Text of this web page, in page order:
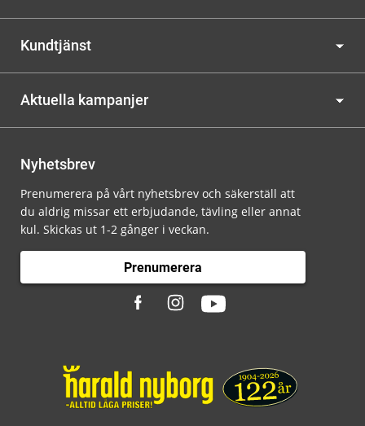
Kundtjänst
Aktuella kampanjer
Nyhetsbrev
Prenumerera på vårt nyhetsbrev och säkerställ att
du aldrig missar ett erbjudande, tävling eller annat
kul. Skickas ut 1-2 gånger i veckan.
Prenumerera